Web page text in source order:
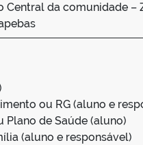
Central da comunidade –
ou RG (aluno e
Plano de Saúde (aluno)
(aluno e responsável)